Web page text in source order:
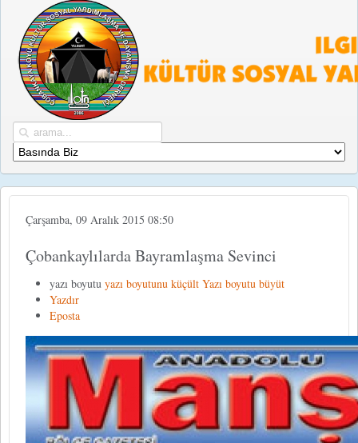
Çarşamba, 09 Aralık 2015 08:50
Çobankaylılarda Bayramlaşma Sevinci
yazı boyutu yazı boyutunu küçült Yazı boyutu büyüt
Yazdır
Eposta